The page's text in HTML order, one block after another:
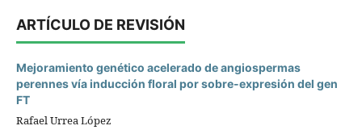
ARTÍCULO DE REVISIÓN
Mejoramiento genético acelerado de angiospermas
perennes vía inducción floral por sobre-expresión del gen
FT
Rafael Urrea López